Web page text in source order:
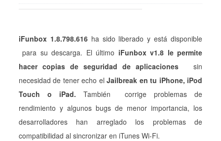
iFunbox 1.8.798.616ha sido liberado y está disponible
para su descarga. El último iFunbox v1.8 le permite
hacer copias de seguridad de aplicaciones
sin
necesidad de tener echo elJailbreak en tu iPhone, iPod
Touch o iPad. También corrige problemas de
rendimiento y algunos bugs de menor importancia, los
desarrolladores han arreglado los problemas de
compatibilidad al sincronizar en iTunes Wi-Fi.